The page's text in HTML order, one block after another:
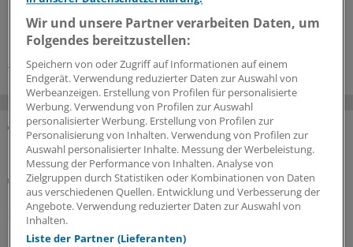
Schlagworte:
Homöopathie Allgemeinmedizin Innere Medizin
MEHR ZUM THEMA
Beitragssatzstabilisierungsgesetz
GKV-Spargesetz tritt in Kraft: Welche Neuerungen
sofort greifen
Das umstrittene GKV-Spargesetz ist in Kraft getreten.
Wir und unsere Partner verarbeiten Daten, um
Folgendes bereitzustellen:
Speichern von oder Zugriff auf Informationen auf einem
Endgerät. Verwendung reduzierter Daten zur Auswahl von
Werbeanzeigen. Erstellung von Profilen für personalisierte
Werbung. Verwendung von Profilen zur Auswahl
personalisierter Werbung. Erstellung von Profilen zur
Personalisierung von Inhalten. Verwendung von Profilen zur
Auswahl personalisierter Inhalte. Messung der Werbeleistung.
Messung der Performance von Inhalten. Analyse von
Zielgruppen durch Statistiken oder Kombinationen von Daten
aus verschiedenen Quellen. Entwicklung und Verbesserung der
Angebote. Verwendung reduzierter Daten zur Auswahl von
Inhalten.
Liste der Partner (Lieferanten)